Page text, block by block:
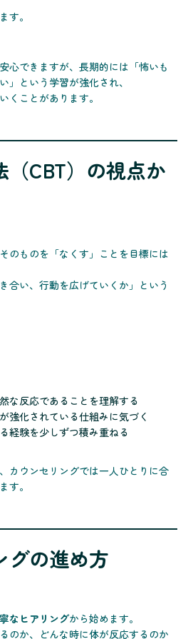
す。
心できますが、長期的には「怖いも
」という学習が強化され、
くことがあります。
（CBT）の視点か
のものを「なくす」ことを目標には
合い、行動を広げていくか」という
な反応であることを理解する
強化されている仕組みに気づく
経験を少しずつ積み重ねる
カウンセリングでは一人ひとりに合
す。
グの進め方
なヒアリングから始めます。
のか、どんな時に体が反応するのか